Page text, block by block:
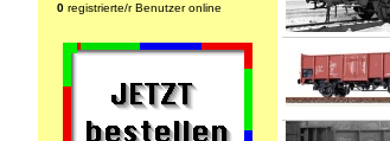
0 registrierte/r Benutzer online